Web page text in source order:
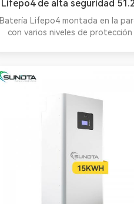
Lifepo4 de alta seguridad
5KWH
Batería Lifepo4 montada en la
con varios niveles de protección